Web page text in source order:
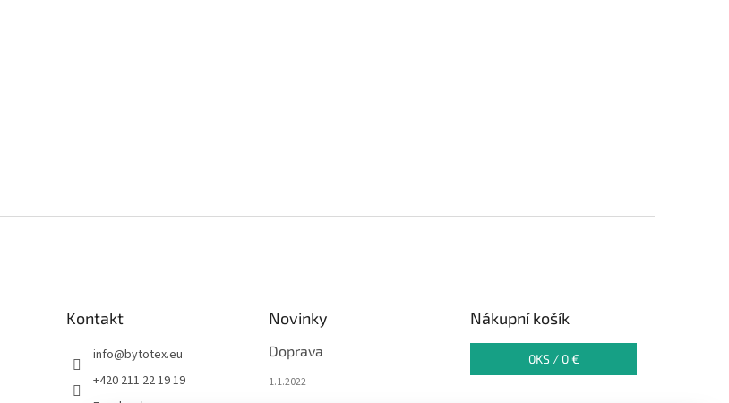
Kontakt
info@bytotex.eu
+420 211 22 19 19
Novinky
Doprava
1.1.2022
Nákupní košík
0KS / 0 €